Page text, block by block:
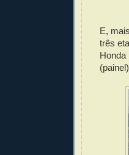
E,
três
Honda